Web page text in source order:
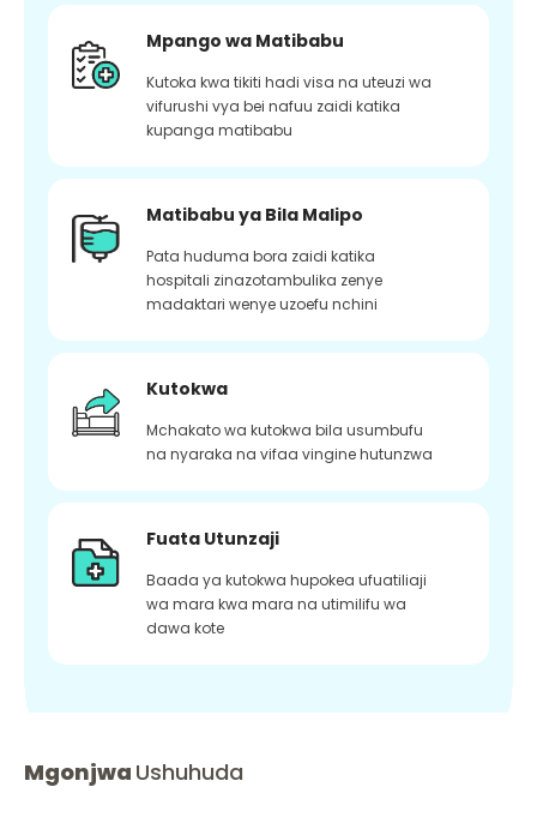
Mpango wa Matibabu
Kutoka kwa tikiti hadi visa na uteuzi wa
vifurushi vya bei nafuu zaidi katika
kupanga matibabu
Matibabu ya Bila Malipo
Pata huduma bora zaidi katika
hospitali zinazotambulika zenye
madaktari wenye uzoefu nchini
Kutokwa
Mchakato wa kutokwa bila usumbufu
na nyaraka na vifaa vingine hutunzwa
Fuata Utunzaji
Baada ya kutokwa hupokea ufuatiliaji
wa mara kwa mara na utimilifu wa
dawa kote
Mgonjwa Ushuhuda